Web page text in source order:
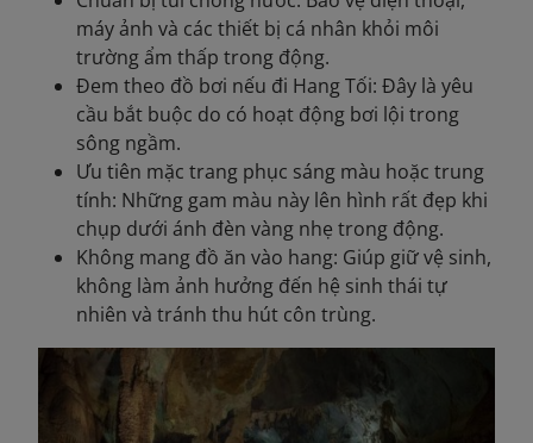
máy ảnh và các thiết bị cá nhân khỏi môi
trường ẩm thấp trong động.
Đem theo đồ bơi nếu đi Hang Tối: Đây là yêu
cầu bắt buộc do có hoạt động bơi lội trong
sông ngầm.
Ưu tiên mặc trang phục sáng màu hoặc trung
tính: Những gam màu này lên hình rất đẹp khi
chụp dưới ánh đèn vàng nhẹ trong động.
Không mang đồ ăn vào hang: Giúp giữ vệ sinh,
không làm ảnh hưởng đến hệ sinh thái tự
nhiên và tránh thu hút côn trùng.